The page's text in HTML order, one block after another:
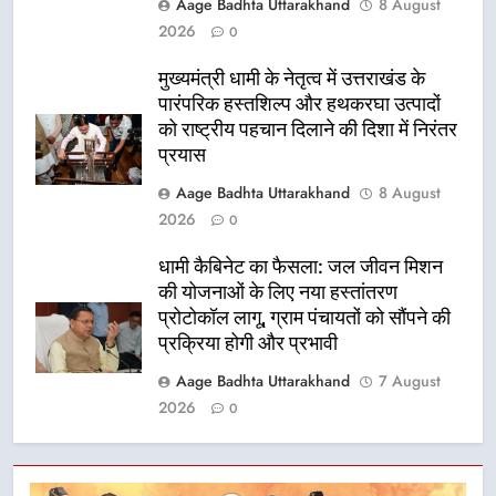
2026
0
मुख्यमंत्री धामी के नेतृत्व में उत्तराखंड के
पारंपरिक हस्तशिल्प और हथकरघा उत्पादों
को राष्ट्रीय पहचान दिलाने की दिशा में निरंतर
प्रयास
Aage Badhta Uttarakhand
8 August
2026
0
धामी कैबिनेट का फैसला: जल जीवन मिशन
की योजनाओं के लिए नया हस्तांतरण
प्रोटोकॉल लागू, ग्राम पंचायतों को सौंपने की
प्रक्रिया होगी और प्रभावी
Aage Badhta Uttarakhand
7 August
2026
0